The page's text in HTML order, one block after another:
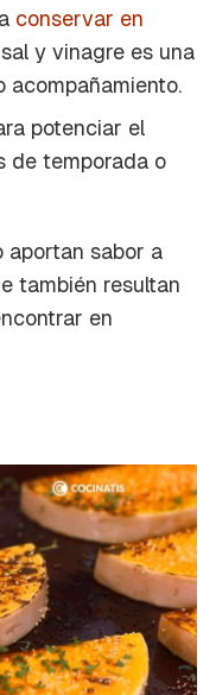
conservar en
y vinagre es una
acompañamiento.
potenciar el
de temporada o
aportan sabor a
también resultan
en